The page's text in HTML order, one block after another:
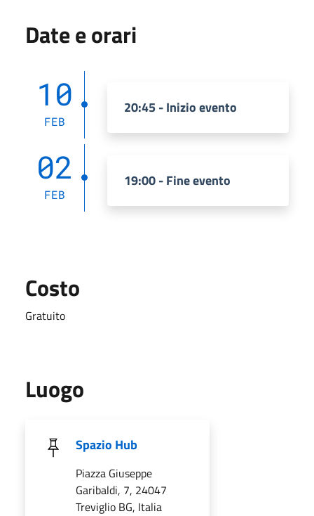
Date e orari
10
FEB
20:45 - Inizio evento
02
FEB
19:00 - Fine evento
Costo
Gratuito
Luogo
Spazio Hub
Piazza Giuseppe
Garibaldi, 7, 24047
Treviglio BG, Italia